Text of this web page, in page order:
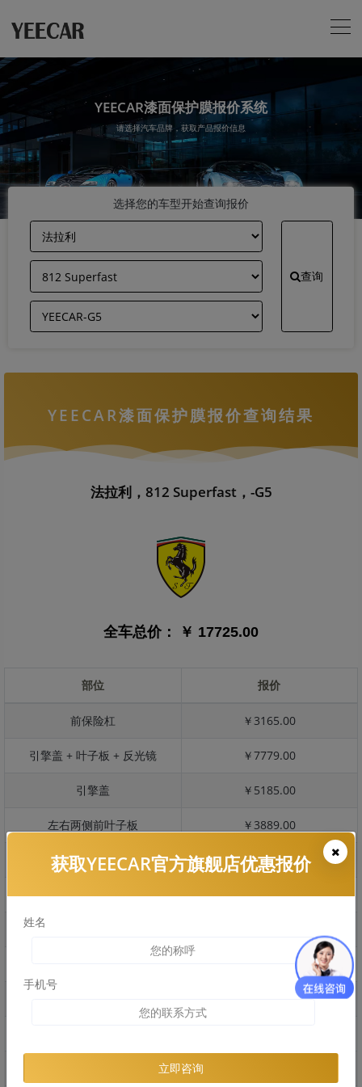
YEECAR漆面保护膜报价系统
请选择汽车品牌，获取产品报价信息
选择您的车型开始查询报价
查询
YEECAR漆面保护膜报价查询结果
法拉利，812 Superfast，-G5
全车总价： ￥ 17725.00
部位 报价
前保险杠 ￥3165.00
引擎盖 + 叶子板 + 反光镜 ￥7779.00
引擎盖 ￥5185.00
左右两侧前叶子板 ￥3889.00
反光镜 ￥778.00
后保险杠 ￥2769.00
￥3475.00
￥2750.00
获取YEECAR官方旗舰店优惠报价
姓名
手机号
立即咨询